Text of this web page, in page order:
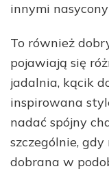
innymi
To również
pojawiają się
jadalnia, kącik
inspirowana
nadać spójny
szczególnie,
dobrana w